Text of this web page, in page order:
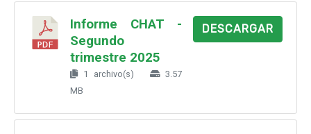
Informe CHAT -
Segundo
trimestre 2025
1 archivo(s)
3.57
MB
DESCARGAR